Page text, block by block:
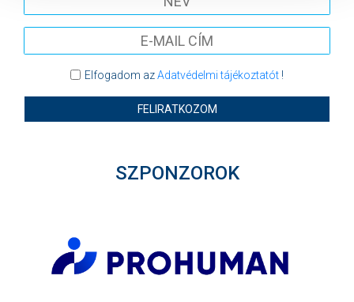
Elfogadom azAdatvédelmi tájékoztatót!
FELIRATKOZOM
SZPONZOROK